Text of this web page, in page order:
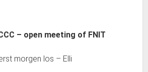
– open meeting of FNIT
morgen los – Elli